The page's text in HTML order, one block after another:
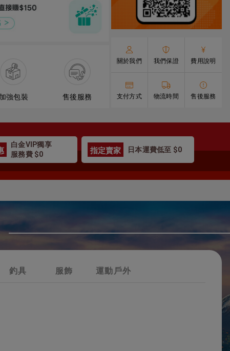
加強包裝 售後服務
關於我們 我們保證 費用說明
支付方式 物流時間 售後服務
白金VIP獨享
服務費 $0
指定賣家 日本運費低至 $0
釣具 服飾 運動戶外